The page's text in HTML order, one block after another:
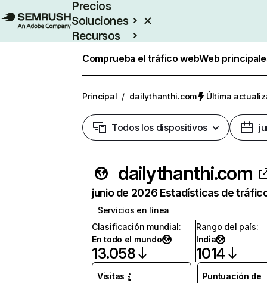
Precios
Soluciones
Recursos
Comprueba el tráfico webWeb
Principal / dailythanthi.com Última
Todos los dispositivos
dailythanthi.com
junio de 2026 Estadísticas de
Servicios en línea
Clasificación mundial:
En todo el mundo
13.058
Rango del país:
India
1014
Visitas
Puntuación de